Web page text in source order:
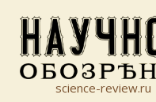
science-review.ru